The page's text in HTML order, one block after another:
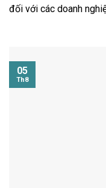
đối với các doanh
05
Th8